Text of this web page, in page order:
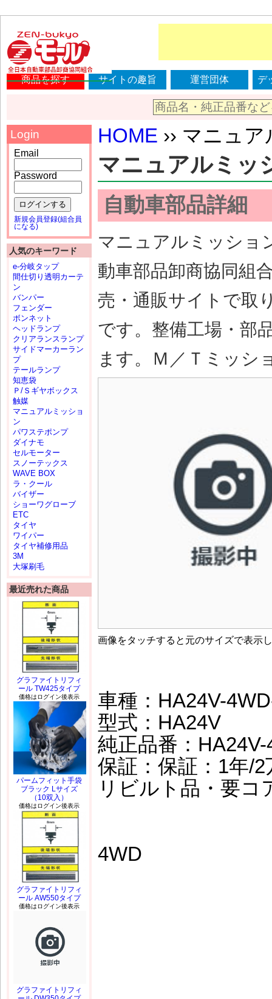
商品を探す サイトの趣旨 運営団体 デ
HOME ›› マニュ
マニュアルミッ
自動車部品詳細
マニュアルミッショ
動車部品卸商協同組
売・通販サイトで取
です。整備工場・部
ます。Ｍ／Ｔミッシ
画像をタッチすると元のサイズで表示
車種：HA24V-
型式：HA24V
純正品番：
保証：保証：1年/
リビルト品・要コ
4WD
Login
Email
Password
ログインする
新規会員登録(組合員
になる)
人気のキーワード
e-分岐タップ
間仕切り透明カーテ
ン
バンパー
フェンダー
ボンネット
ヘッドランプ
クリアランスランプ
サイドマーカーラン
プ
テールランプ
知恵袋
Ｐ/Ｓギヤボックス
触媒
マニュアルミッショ
ン
パワステポンプ
ダイナモ
セルモーター
スノーテックス
WAVE BOX
ラ・クール
バイザー
ショーワグローブ
ETC
タイヤ
ワイパー
タイヤ補修用品
3M
大塚刷毛
最近売れた商品
グラファイトリフィ
ール TW425タイプ
価格はログイン後表示
パームフィット手袋
ブラック Lサイズ
（10双入）
価格はログイン後表示
グラファイトリフィ
ール AW550タイプ
価格はログイン後表示
グラファイトリフィ